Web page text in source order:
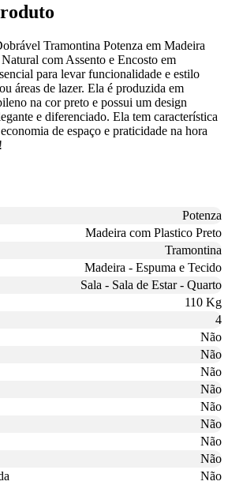
Tramontina Potenza em Madeira
com Assento e Encosto em
para levar funcionalidade e estilo
áreas de lazer. Ela é produzida em
na cor preto e possui um design
e diferenciado. Ela tem característica
de espaço e praticidade na hora
Potenza
Madeira com Plastico Preto
Tramontina
Madeira - Espuma e Tecido
Sala - Sala de Estar - Quarto
110 Kg
4
Não
Não
Não
Não
Não
Não
Não
Não
Não